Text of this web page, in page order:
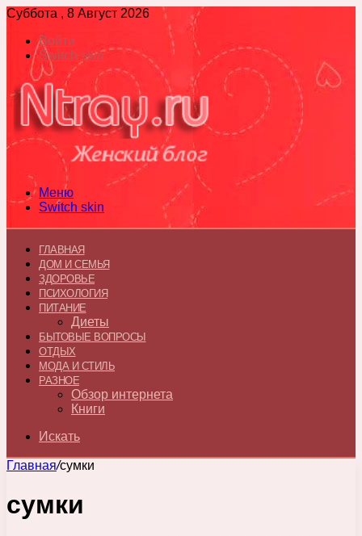
Суббота , 8 Август 2026
Войти
Switch skin
Меню
Switch skin
ГЛАВНАЯ
ДОМ И СЕМЬЯ
ЗДОРОВЬЕ
ПСИХОЛОГИЯ
ПИТАНИЕ
Диеты
БЫТОВЫЕ ВОПРОСЫ
ОТДЫХ
МОДА И СТИЛЬ
РАЗНОЕ
Обзор интернета
Книги
Искать
Главная/сумки
сумки